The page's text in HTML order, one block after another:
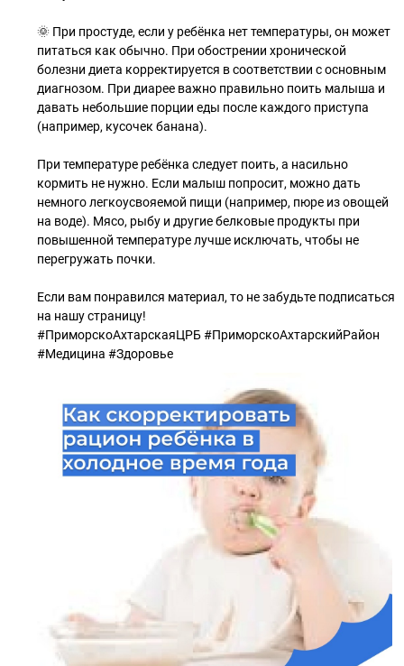
🌞 При простуде, если у ребёнка нет температуры, он может
питаться как обычно. При обострении хронической
болезни диета корректируется в соответствии с основным
диагнозом. При диарее важно правильно поить малыша и
давать небольшие порции еды после каждого приступа
(например, кусочек банана).
При температуре ребёнка следует поить, а насильно
кормить не нужно. Если малыш попросит, можно дать
немного легкоусвояемой пищи (например, пюре из овощей
на воде). Мясо, рыбу и другие белковые продукты при
повышенной температуре лучше исключать, чтобы не
перегружать почки.
Если вам понравился материал, то не забудьте подписаться
на нашу страницу!
#ПриморскоАхтарскаяЦРБ #ПриморскоАхтарскийРайон
#Медицина #Здоровье